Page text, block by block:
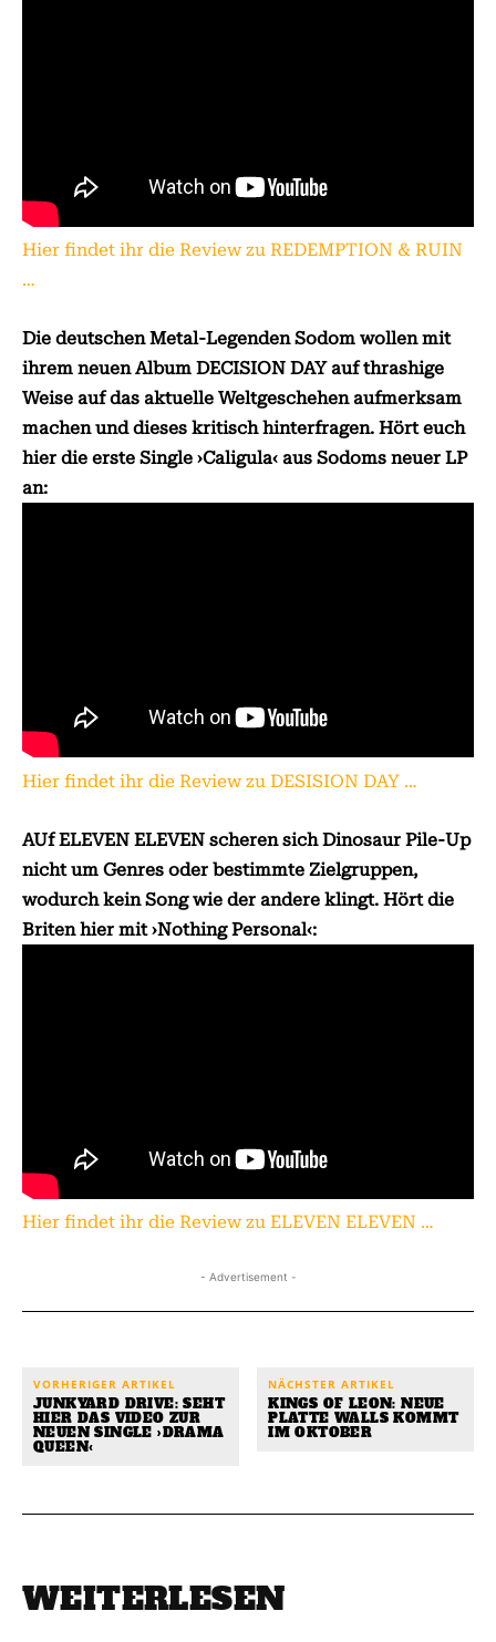
Hier findet ihr die Review zu REDEMPTION & RUIN
…
Die deutschen Metal-Legenden Sodom wollen mit
ihrem neuen Album DECISION DAY auf thrashige
Weise auf das aktuelle Weltgeschehen aufmerksam
machen und dieses kritisch hinterfragen. Hört euch
hier die erste Single ›Caligula‹ aus Sodoms neuer LP
an:
Hier findet ihr die Review zu DESISION DAY …
AUf ELEVEN ELEVEN scheren sich Dinosaur Pile-Up
nicht um Genres oder bestimmte Zielgruppen,
wodurch kein Song wie der andere klingt. Hört die
Briten hier mit ›Nothing Personal‹:
Hier findet ihr die Review zu ELEVEN ELEVEN …
- Advertisement -
VORHERIGER ARTIKEL
JUNKYARD DRIVE: SEHT
HIER DAS VIDEO ZUR
NEUEN SINGLE ›DRAMA
QUEEN‹
NÄCHSTER ARTIKEL
KINGS OF LEON: NEUE
PLATTE WALLS KOMMT
IM OKTOBER
WEITERLESEN